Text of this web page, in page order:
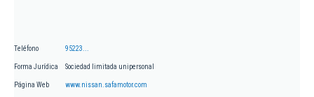
Teléfono 95223...
Forma Jurídica Sociedad limitada unipersonal
Página Web www.nissan.safamotor.com